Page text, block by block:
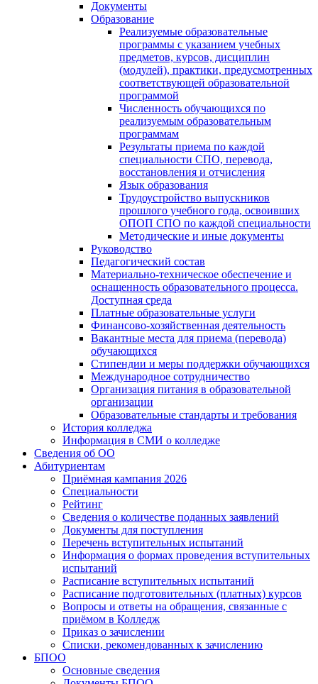
Документы
Образование
Реализуемые образовательные
программы с указанием учебных
предметов, курсов, дисциплин
(модулей), практики, предусмотренных
соответствующей образовательной
программой
Численность обучающихся по
реализуемым образовательным
программам
Результаты приема по каждой
специальности СПО, перевода,
восстановления и отчисления
Язык образования
Трудоустройство выпускников
прошлого учебного года, освоивших
ОПОП СПО по каждой специальности
Методические и иные документы
Руководство
Педагогический состав
Материально-техническое обеспечение и
оснащенность образовательного процесса.
Доступная среда
Платные образовательные услуги
Финансово-хозяйственная деятельность
Вакантные места для приема (перевода)
обучающихся
Стипендии и меры поддержки обучающихся
Международное сотрудничество
Организация питания в образовательной
организации
Образовательные стандарты и требования
История колледжа
Информация в СМИ о колледже
Сведения об ОО
Абитуриентам
Приёмная кампания 2026
Специальности
Рейтинг
Сведения о количестве поданных заявлений
Документы для поступления
Перечень вступительных испытаний
Информация о формах проведения вступительных
испытаний
Расписание вступительных испытаний
Расписание подготовительных (платных) курсов
Вопросы и ответы на обращения, связанные с
приёмом в Колледж
Приказ о зачислении
Списки, рекомендованных к зачислению
БПОО
Основные сведения